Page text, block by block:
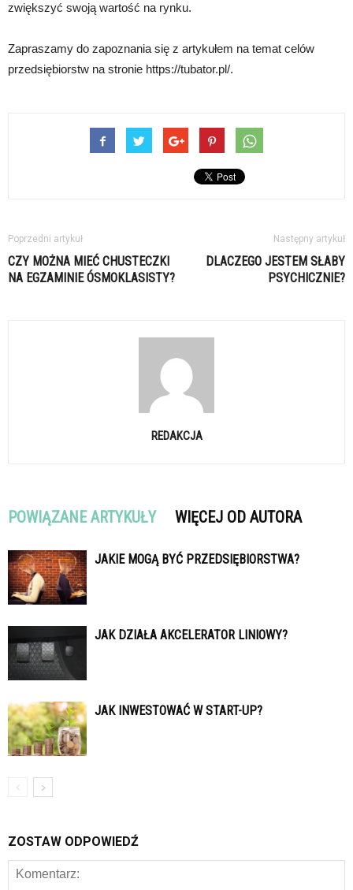
zwiększyć swoją wartość na rynku.
Zapraszamy do zapoznania się z artykułem na temat celów
przedsiębiorstw na stronie https://tubator.pl/.
Poprzedni artykuł
CZY MOŻNA MIEĆ CHUSTECZKI
NA EGZAMINIE ÓSMOKLASISTY?
Następny artykuł
DLACZEGO JESTEM SŁABY
PSYCHICZNIE?
REDAKCJA
POWIĄZANE ARTYKUŁY WIĘCEJ OD AUTORA
JAKIE MOGĄ BYĆ PRZEDSIĘBIORSTWA?
JAK DZIAŁA AKCELERATOR LINIOWY?
JAK INWESTOWAĆ W START-UP?
ZOSTAW ODPOWIEDŹ